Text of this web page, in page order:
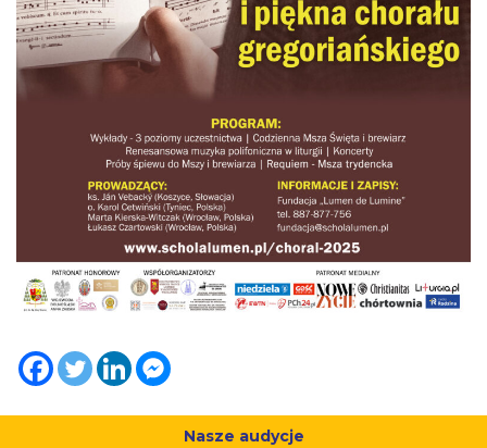
Nasze audycje